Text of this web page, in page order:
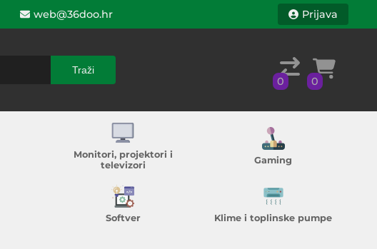
Traži
web@36doo.hr Prijava
Traži
0 0
Monitori, projektori i
televizori
Gaming
Softver Klime i toplinske pumpe